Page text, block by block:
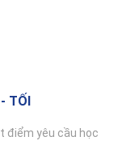
TỐI
điểm yêu cầu học